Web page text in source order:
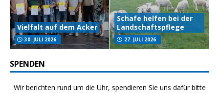
Vielfalt auf dem Acker
30. JULI 2026
Schafe helfen bei der
Landschaftspflege
27. JULI 2026
SPENDEN
Wir berichten rund um die Uhr, spendieren Sie uns dafür bitte